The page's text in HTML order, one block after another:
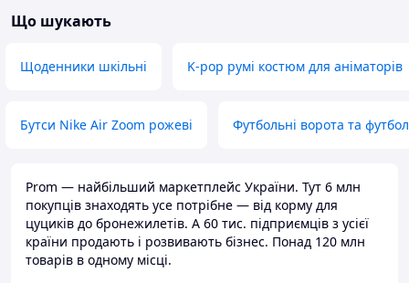
Що шукають
Щоденники шкільні K-pop румі костюм для аніматорів
Бутси Nike Air Zoom рожеві Футбольні ворота та
Prom — найбільший маркетплейс України. Тут 6 млн
покупців знаходять усе потрібне — від корму для
цуциків до бронежилетів. А 60 тис. підприємців з усієї
країни продають і розвивають бізнес. Понад 120 млн
товарів в одному місці.